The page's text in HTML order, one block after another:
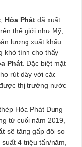
Hòa Phát đã xuất
thế giới như Mỹ,
lượng xuất khẩu
khó tính cho thấy
Phát . Đặc biệt mặt
rút dây với các
thị trường nước
Hòa Phát Dung
từ cuối năm 2019,
sẽ tăng gấp đôi so
4 triệu tấn/năm,